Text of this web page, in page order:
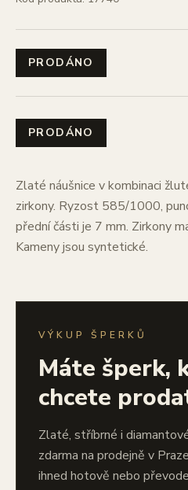
PRODÁNO
PRODÁNO
Zlaté náušnice v kombinaci
zirkony. Ryzost 585/1000,
přední části je 7 mm. Zirkony
Kameny jsou syntetické.
VÝKUP ŠPERKŮ
Máte šperk,
chcete
Zlaté, stříbrné i
zdarma na prodejně v
ihned hotově nebo